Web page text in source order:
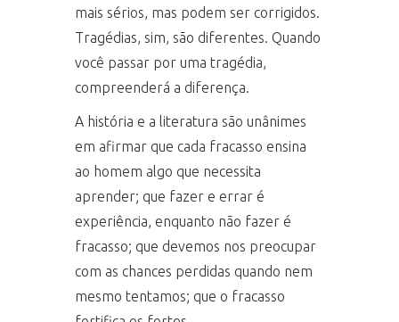
mais sérios, mas podem ser corrigidos.
Tragédias, sim, são diferentes. Quando
você passar por uma tragédia,
compreenderá a diferença.
A história e a literatura são unânimes
em afirmar que cada fracasso ensina
ao homem algo que necessita
aprender; que fazer e errar é
experiência, enquanto não fazer é
fracasso; que devemos nos preocupar
com as chances perdidas quando nem
mesmo tentamos; que o fracasso